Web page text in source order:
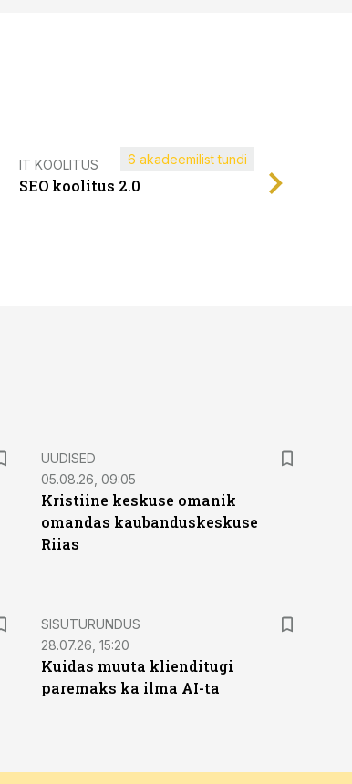
IT KOOLITUS
SEO koolitus 2.0
6 akadeemilist tundi
UUDISED
05.08.26, 09:05
Kristiine keskuse omanik
omandas kaubanduskeskuse
Riias
ST
SISUTURUNDUS
28.07.26, 15:20
Kuidas muuta klienditugi
paremaks ka ilma AI-ta